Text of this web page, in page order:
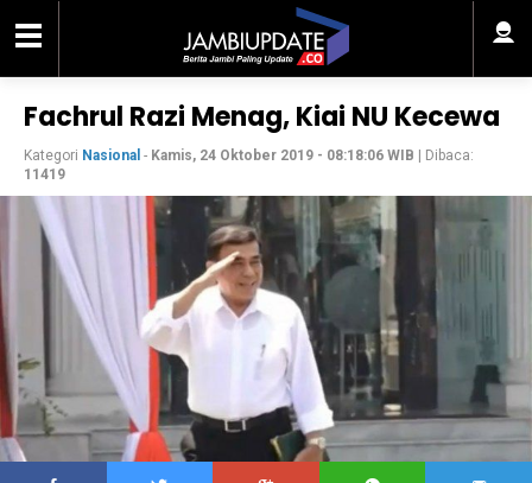
Fachrul Razi Menag, Kiai NU Kecewa
Kategori Nasional - Kamis, 24 Oktober 2019 - 08:18:06 WIB | Dibaca:
11419